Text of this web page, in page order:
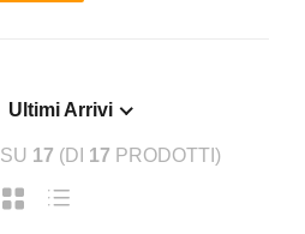
Ultimi Arrivi
SU 17 (DI 17 PRODOTTI)